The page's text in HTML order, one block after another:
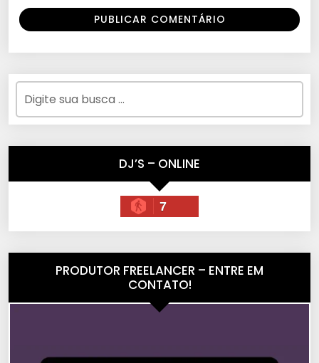
DJ’S – ONLINE
7
PRODUTOR FREELANCER – ENTRE EM
CONTATO!